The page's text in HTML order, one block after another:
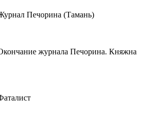
Печорина (Тамань)
журнала Печорина. Княжна